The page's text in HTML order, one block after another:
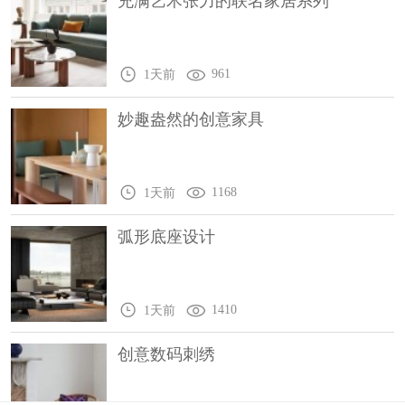
1天前 961
妙趣盎然的创意家具
1天前 1168
弧形底座设计
1天前 1410
创意数码刺绣